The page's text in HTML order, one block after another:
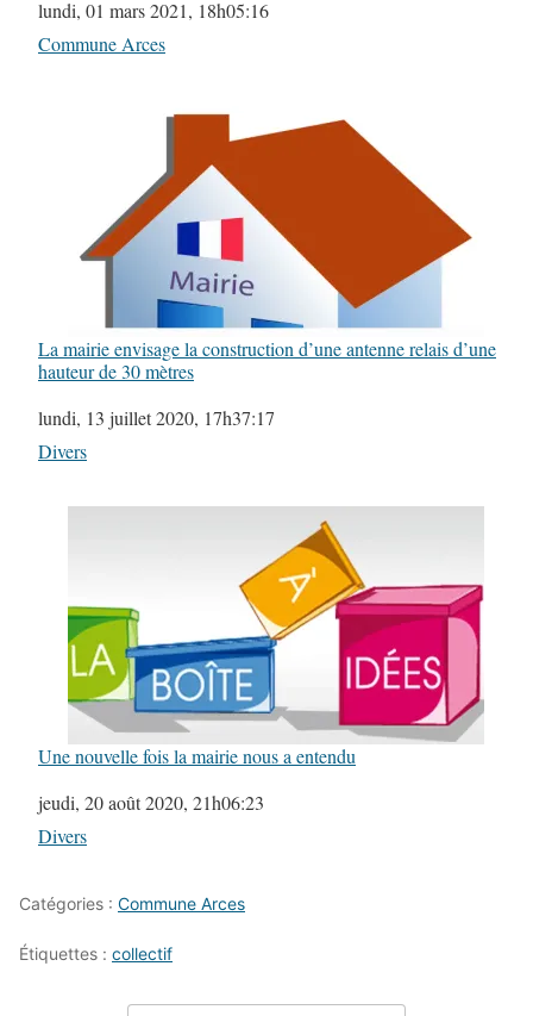
Date
lundi, 01 mars 2021, 18h05:16
Par rapport à
Commune Arces
La mairie envisage la construction d’une antenne relais d’une
hauteur de 30 mètres
Date
lundi, 13 juillet 2020, 17h37:17
Par rapport à
Divers
Une nouvelle fois la mairie nous a entendu
Date
jeudi, 20 août 2020, 21h06:23
Par rapport à
Divers
Catégories : Commune Arces
Étiquettes : collectif